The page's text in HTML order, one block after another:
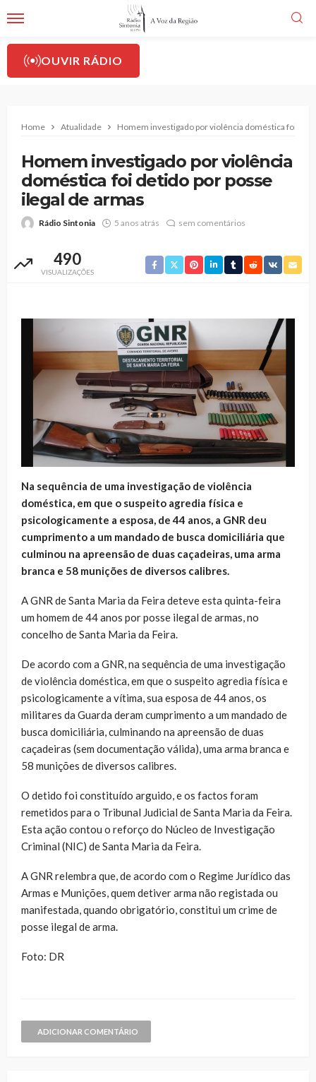
OUVIR RÁDIO
Home Atualidade Homem investigado por violência doméstica foi
Homem investigado por violência
doméstica foi detido por posse
ilegal de armas
Rádio Sintonia 5 anos atrás sem comentários
490
VISUALIZAÇÕES
Na sequência de uma investigação de violência
doméstica, em que o suspeito agredia física e
psicologicamente a esposa, de 44 anos, a GNR deu
cumprimento a um mandado de busca domiciliária que
culminou na apreensão de duas caçadeiras, uma arma
branca e 58 munições de diversos calibres.
A GNR de Santa Maria da Feira deteve esta quinta-feira
um homem de 44 anos por posse ilegal de armas, no
concelho de Santa Maria da Feira.
De acordo com a GNR, na sequência de uma investigação
de violência doméstica, em que o suspeito agredia física e
psicologicamente a vítima, sua esposa de 44 anos, os
militares da Guarda deram cumprimento a um mandado de
busca domiciliária, culminando na apreensão de duas
caçadeiras (sem documentação válida), uma arma branca e
58 munições de diversos calibres.
O detido foi constituído arguido, e os factos foram
remetidos para o Tribunal Judicial de Santa Maria da Feira.
Esta ação contou o reforço do Núcleo de Investigação
Criminal (NIC) de Santa Maria da Feira.
A GNR relembra que, de acordo com o Regime Jurídico das
Armas e Munições, quem detiver arma não registada ou
manifestada, quando obrigatório, constitui um crime de
posse ilegal de arma.
Foto: DR
ADICIONAR COMENTÁRIO